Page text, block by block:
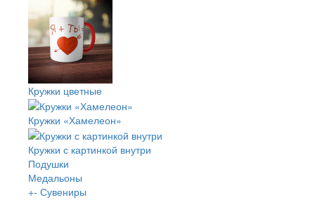
Кружки цветные
Кружки «Хамелеон»
Кружки с картинкой внутри
Подушки
Медальоны
+- Сувениры